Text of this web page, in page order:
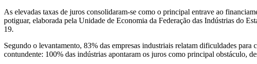
As elevadas taxas de juros consolidaram-se como o principal entrave ao
potiguar, elaborada pela Unidade de Economia da Federação das Indústrias do
19.
Segundo o levantamento, 83% das empresas industriais relatam dificuldades
contundente: 100% das indústrias apontaram os juros como principal obstáculo,